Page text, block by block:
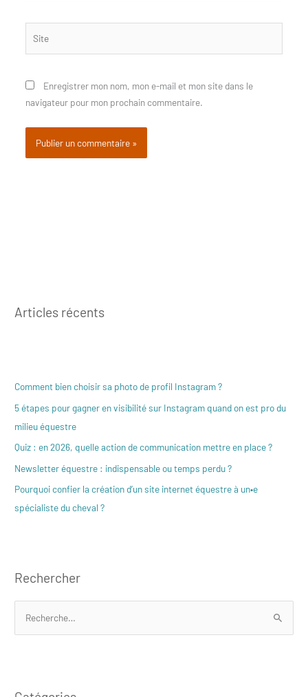
Enregistrer mon nom, mon e-mail et mon site dans le
navigateur pour mon prochain commentaire.
Articles récents
Comment bien choisir sa photo de profil Instagram ?
5 étapes pour gagner en visibilité sur Instagram quand on est pro du
milieu équestre
Quiz : en 2026, quelle action de communication mettre en place ?
Newsletter équestre : indispensable ou temps perdu ?
Pourquoi confier la création d’un site internet équestre à un•e
spécialiste du cheval ?
Rechercher